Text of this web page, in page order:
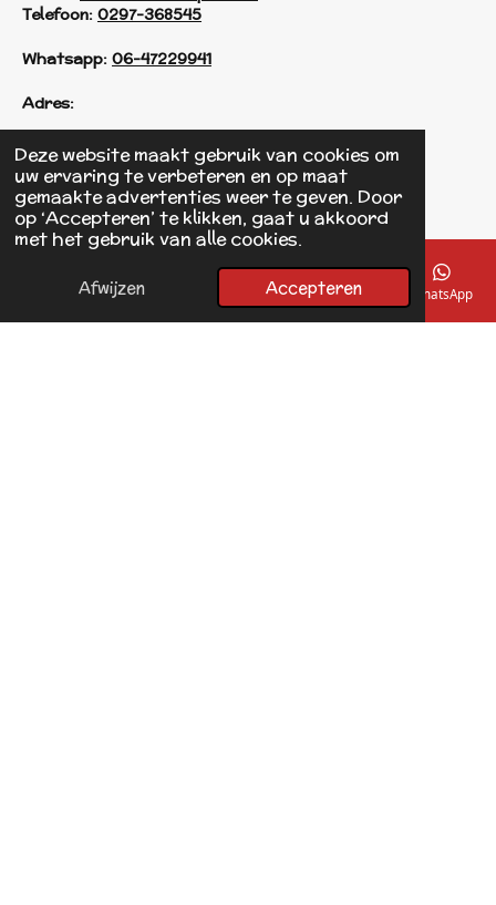
Deze website maakt gebruik van cookies om
uw ervaring te verbeteren en op maat
gemaakte advertenties weer te geven. Door
op ‘Accepteren’ te klikken, gaat u akkoord
met het gebruik van alle cookies.
Afwijzen Accepteren
Telefoon: 0297-368545
Whatsapp: 06-47229941
Adres:
Einsteinstraat 125
1433 KH Kudelstaart
F
a
o
© 2017 - 2026 Linda's Dierplaza
E-mailadres Telefoonnummer Kaart Facebook WhatsApp